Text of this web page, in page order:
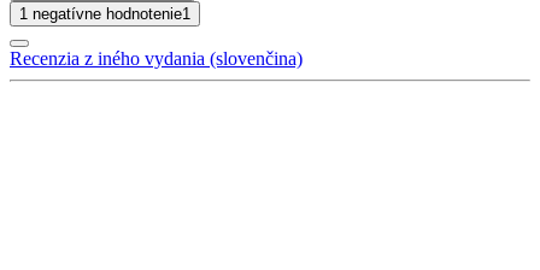
1 negatívne hodnotenie1
Recenzia z iného vydania (slovenčina)